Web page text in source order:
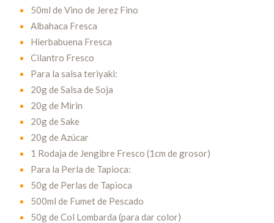
50ml de Vino de Jerez Fino
Albahaca Fresca
Hierbabuena Fresca
Cilantro Fresco
Para la salsa teriyaki:
20g de Salsa de Soja
20g de Mirin
20g de Sake
20g de Azúcar
1 Rodaja de Jengibre Fresco (1cm de grosor)
Para la Perla de Tapioca:
50g de Perlas de Tapioca
500ml de Fumet de Pescado
50g de Col Lombarda (para dar color)